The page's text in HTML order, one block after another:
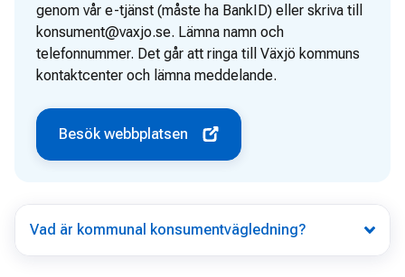
genom vår e-tjänst (måste ha BankID) eller skriva till
konsument@vaxjo.se. Lämna namn och
telefonnummer. Det går att ringa till Växjö kommuns
kontaktcenter och lämna meddelande.
Besök webbplatsen
Vad är kommunal konsumentvägledning?